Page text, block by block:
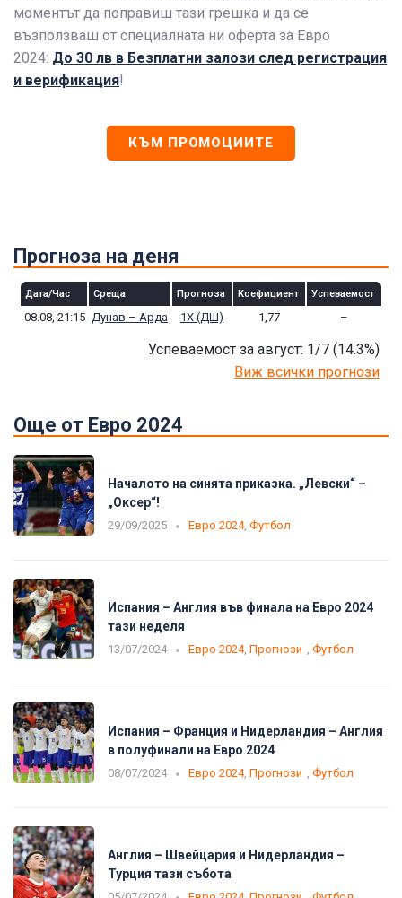
моментът да поправиш тази грешка и да се
възползваш от специалната ни оферта за Евро
2024: До 30 лв в Безплатни залози след регистрация
и верификация!
КЪМ ПРОМОЦИИТЕ
Прогноза на деня
Дата/Час Среща Прогноза Коефициент Успеваемост
08.08, 21:15 Дунав – Арда 1Х (ДШ) 1,77 –
Успеваемост за август: 1/7 (14.3%)
Виж всички прогнози
Още от Евро 2024
Началото на синята приказка. „Левски“ –
„Оксер“!
29/09/2025 Евро 2024, Футбол
Испания – Англия във финала на Евро 2024
тази неделя
13/07/2024 Евро 2024, Прогнози , Футбол
Испания – Франция и Нидерландия – Англия
в полуфинали на Евро 2024
08/07/2024 Евро 2024, Прогнози , Футбол
Англия – Швейцария и Нидерландия –
Турция тази събота